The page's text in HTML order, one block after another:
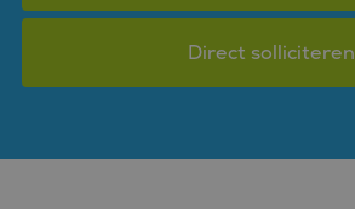
Direct solliciteren